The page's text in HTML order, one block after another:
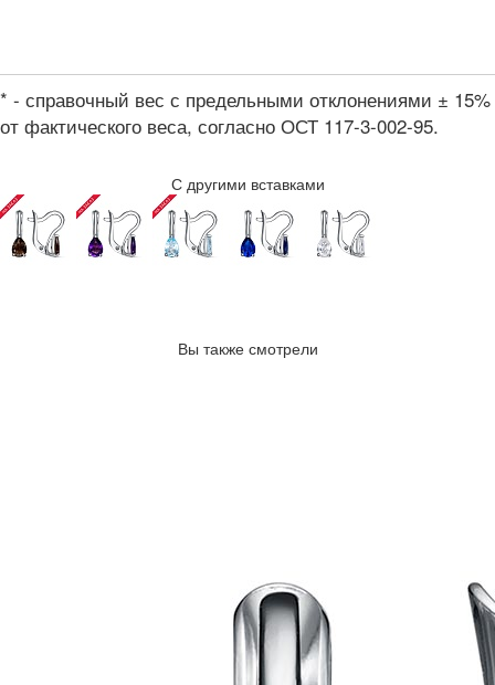
* - справочный вес с предельными отклонениями ± 15%
от фактического веса, согласно ОСТ 117-3-002-95.
С другими вставками
Вы также смотрели